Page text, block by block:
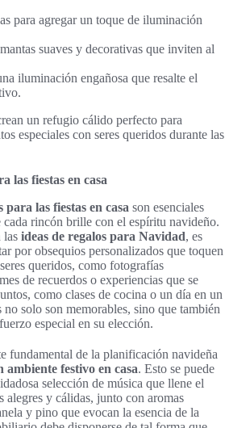
para agregar un toque de iluminación
suaves y decorativas que inviten al
iluminación engañosa que resalte el
un refugio cálido perfecto para
especiales con seres queridos durante las
las fiestas en casa
las fiestas en casa son esenciales
cada rincón brille con el espíritu navideño.
las ideas de regalos para Navidad, es
por obsequios personalizados que toquen
queridos, como fotografías
de recuerdos o experiencias que se
como clases de cocina o un día en un
no solo son memorables, sino que también
especial en su elección.
fundamental de la planificación navideña
ambiente festivo en casa. Esto se puede
selección de música que llene el
alegres y cálidas, junto con aromas
y pino que evocan la esencia de la